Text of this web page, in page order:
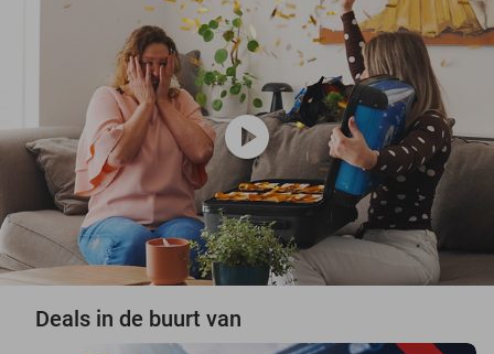
play_circle
Deals in de buurt van